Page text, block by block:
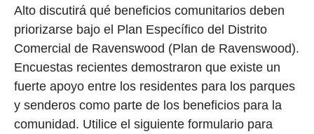
Alto discutirá qué beneficios comunitarios deben
priorizarse bajo el Plan Específico del Distrito
Comercial de Ravenswood (Plan de Ravenswood).
Encuestas recientes demostraron que existe un
fuerte apoyo entre los residentes para los parques
y senderos como parte de los beneficios para la
comunidad. Utilice el siguiente formulario para